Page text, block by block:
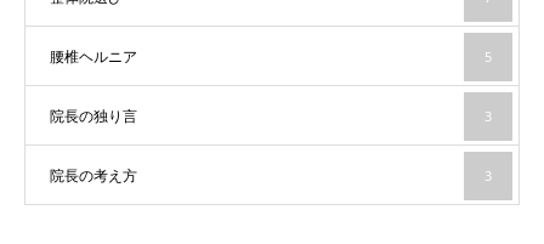
腰椎ヘルニア 5
院長の独り言 3
院長の考え方 3